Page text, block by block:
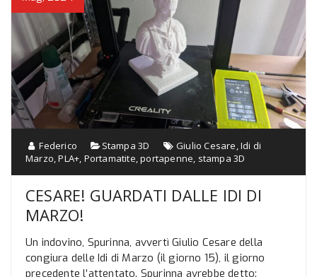
Federico Stampa 3D Giulio Cesare,Idi di
Marzo,PLA+, Portamatite,portapenne, stampa 3D
CESARE! GUARDATI DALLE IDI DI
MARZO!
Un indovino, Spurinna, avvertì Giulio Cesare della
congiura delle Idi di Marzo (il giorno 15), il giorno
precedente l’attentato. Spurinna avrebbe detto: